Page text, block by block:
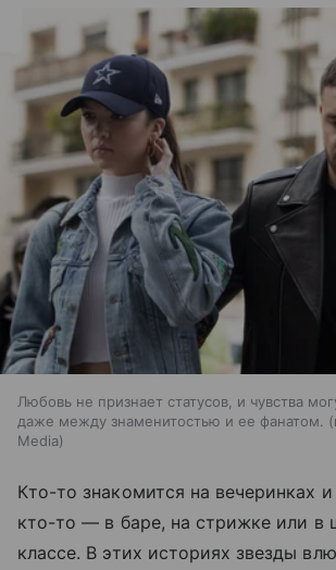
Любовь не признает статусов, и чувства
даже между знаменитостью и ее фанатом.
Media
Кто-то знакомится на вечеринках
кто-то — в баре, на стрижке или в
классе. В этих историях звезды